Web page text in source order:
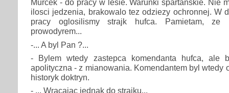
Murcek - do pracy w lesie. Warunki spartanskie. Nie
ilosci jedzenia, brakowalo tez odziezy ochronnej. W
pracy oglosilismy strajk hufca. Pamietam, ze
prowodyrem...
-... A byl Pan ?...
- Bylem wtedy zastepca komendanta hufca, ale
apolityczna - z mianowania. Komendantem byl wtedy
historyk doktryn.
- ... Wracajac jednak do strajku...